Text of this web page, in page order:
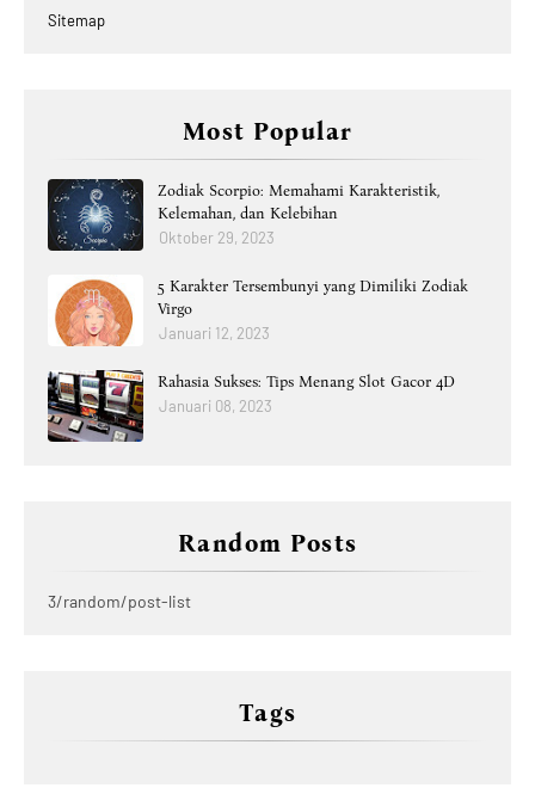
Sitemap
Most Popular
Zodiak Scorpio: Memahami Karakteristik,
Kelemahan, dan Kelebihan
Oktober 29, 2023
5 Karakter Tersembunyi yang Dimiliki Zodiak
Virgo
Januari 12, 2023
Rahasia Sukses: Tips Menang Slot Gacor 4D
Januari 08, 2023
Random Posts
3/random/post-list
Tags